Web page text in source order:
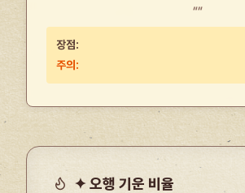
""
장점:
주의:
✦ 오행 기운 비율